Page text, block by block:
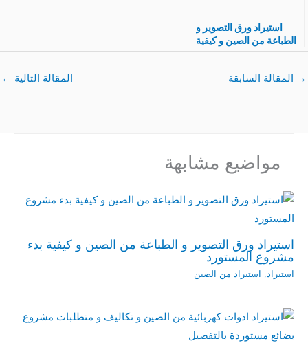
استيراد ورق التصوير و
الطباعة من الصين و كيفية
بدء مشروع المستورد
→ المقالة السابقة المقالة التالية ←
مواضيع مشابهة
استيراد ورق التصوير و الطباعة من الصين و كيفية بدء
مشروع المستورد
استيراد , استيراد من الصين